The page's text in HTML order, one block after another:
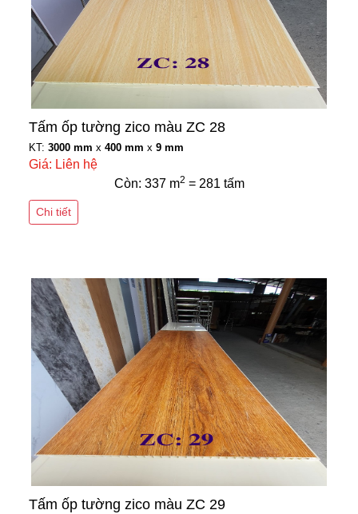
Tấm ốp tường zico màu ZC 28
KT: 3000 mm x 400 mm x 9 mm
Giá: Liên hệ
Còn: 337 m2 = 281 tấm
Chi tiết
Tấm ốp tường zico màu ZC 29